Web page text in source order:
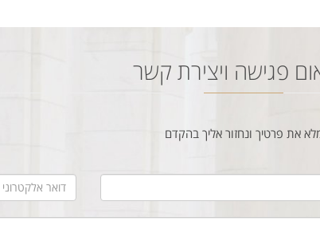
פגישה ויצירת קשר
את פרטיך ונחזור אליך בהקדם